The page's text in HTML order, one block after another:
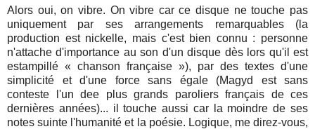
Alors oui, on vibre. On vibre car ce disque ne touche pas
uniquement par ses arrangements remarquables (la
production est nickelle, mais c'est bien connu : personne
n'attache d'importance au son d'un disque dès lors qu'il est
estampillé « chanson française »), par des textes d'une
simplicité et d'une force sans égale (Magyd est sans
conteste l'un dee plus grands paroliers français de ces
dernières années)... il touche aussi car la moindre de ses
notes suinte l'humanité et la poésie. Logique, me direz-vous,